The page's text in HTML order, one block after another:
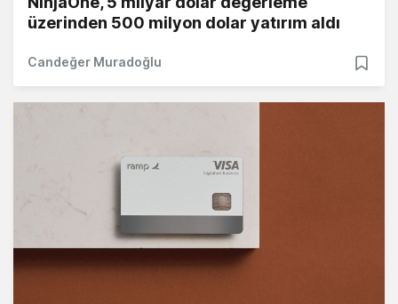
üzerinden 500 milyon dolar yatırım aldı
Candeğer Muradoğlu